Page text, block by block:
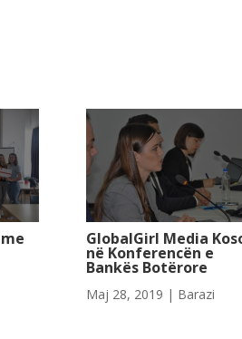
GlobalGirl Media
në Konferencën e
Bankës Botërore
Maj 28, 2019 | Barazi